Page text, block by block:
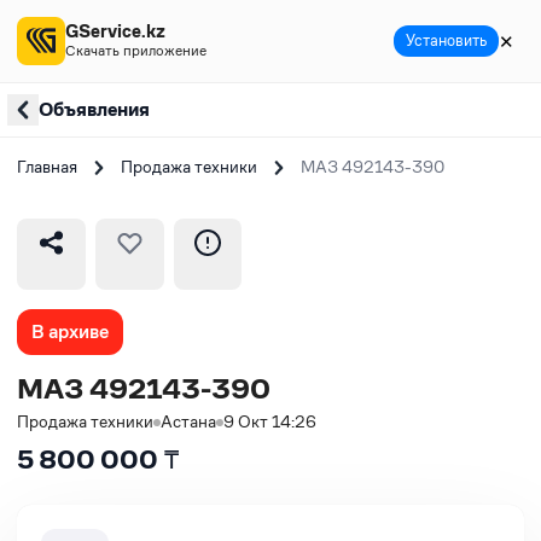
Объявления
Главная Продажа техники МАЗ 492143-390
В архиве
МАЗ 492143-390
Продажа техники Астана 9 Окт 14:26
5 800 000 ₸
GService.kz
Скачать приложение Установить ✕